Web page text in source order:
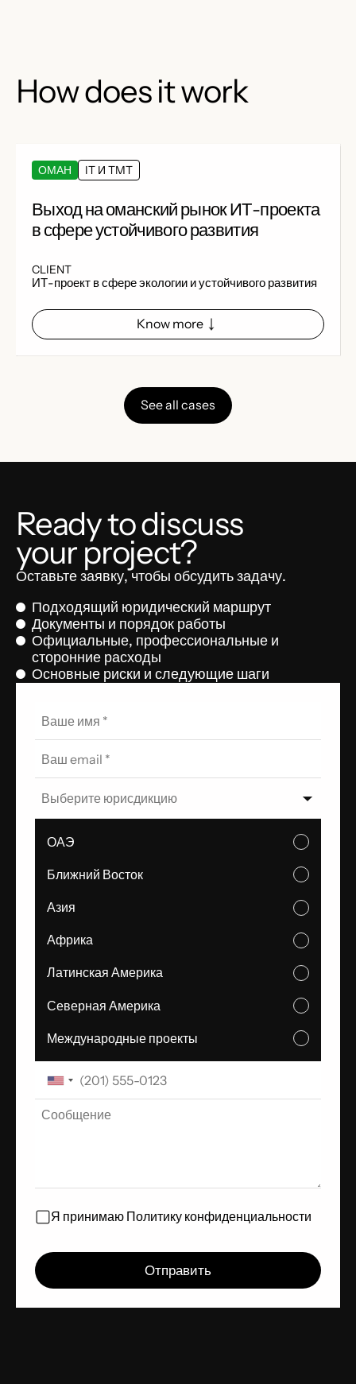
How does it work
ОМАН IT И TMT
Выход на оманский рынок ИТ-проекта
в сфере устойчивого развития
CLIENT
​​ИТ-проект в сфере экологии и устойчивого развития
Know more
See all cases
Ready to discuss
your project?
Оставьте заявку, чтобы обсудить задачу.
Подходящий юридический маршрут
Документы и порядок работы
Официальные, профессиональные и
сторонние расходы
Основные риски и следующие шаги
Выберите юрисдикцию
ОАЭ
Ближний Восток
Азия
Африка
Латинская Америка
Северная Америка
Международные проекты
Я принимаю Политику конфиденциальности